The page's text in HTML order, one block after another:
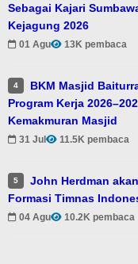
Sebagai Kajari
Kejagung 2026
01 Agu 13K pembaca
4
BKM Masjid
Program Kerja
Kemakmuran Masjid
31 Jul 11.5K pembaca
5
John Herdman
Formasi Timnas
04 Agu 10.2K pembaca